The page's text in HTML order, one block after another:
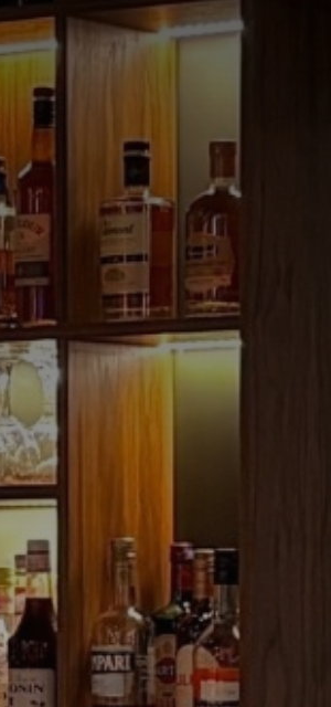
WELLNESS
们的优惠
图片库
式与交通指南
免责声明
隐私政策